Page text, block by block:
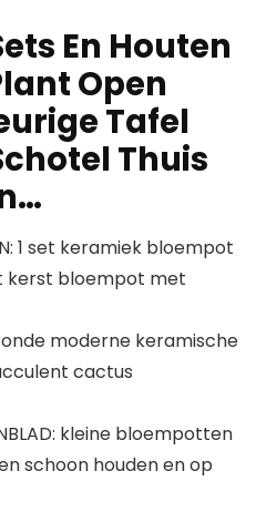
En Houten
Open
Tafel
Thuis
1 set keramiek bloempot
kerst bloempot met
ronde moderne keramische
cactus
kleine bloempotten
schoon houden en op